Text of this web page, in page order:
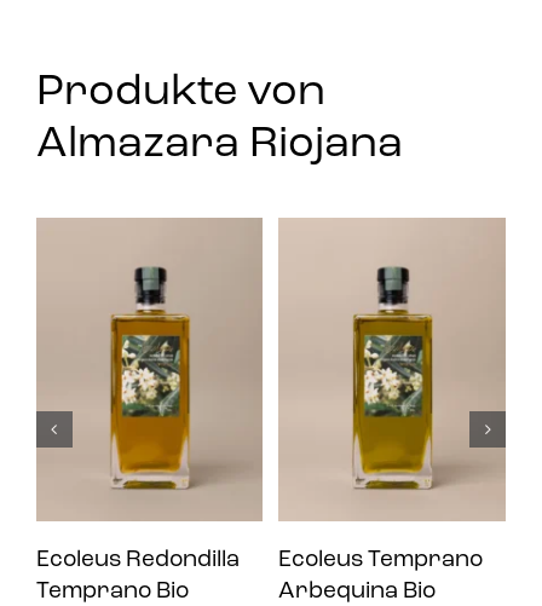
Produkte von
Almazara Riojana
Ecoleus Redondilla
Temprano Bio
Ecoleus Temprano
Arbequina Bio